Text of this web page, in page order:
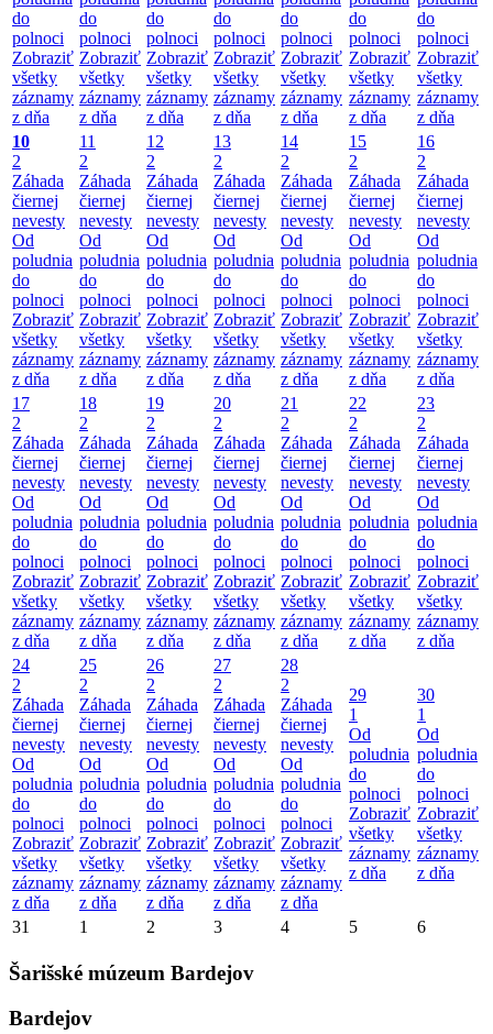
do
polnoci
Zobraziť
všetky
záznamy
z dňa
do
polnoci
Zobraziť
všetky
záznamy
z dňa
do
polnoci
Zobraziť
všetky
záznamy
z dňa
do
polnoci
Zobraziť
všetky
záznamy
z dňa
do
polnoci
Zobraziť
všetky
záznamy
z dňa
do
polnoci
Zobraziť
všetky
záznamy
z dňa
do
polnoci
Zobraziť
všetky
záznamy
z dňa
10
2
Záhada
čiernej
nevesty
Od
poludnia
do
polnoci
Zobraziť
všetky
záznamy
z dňa
11
2
Záhada
čiernej
nevesty
Od
poludnia
do
polnoci
Zobraziť
všetky
záznamy
z dňa
12
2
Záhada
čiernej
nevesty
Od
poludnia
do
polnoci
Zobraziť
všetky
záznamy
z dňa
13
2
Záhada
čiernej
nevesty
Od
poludnia
do
polnoci
Zobraziť
všetky
záznamy
z dňa
14
2
Záhada
čiernej
nevesty
Od
poludnia
do
polnoci
Zobraziť
všetky
záznamy
z dňa
15
2
Záhada
čiernej
nevesty
Od
poludnia
do
polnoci
Zobraziť
všetky
záznamy
z dňa
16
2
Záhada
čiernej
nevesty
Od
poludnia
do
polnoci
Zobraziť
všetky
záznamy
z dňa
17
2
Záhada
čiernej
nevesty
Od
poludnia
do
polnoci
Zobraziť
všetky
záznamy
z dňa
18
2
Záhada
čiernej
nevesty
Od
poludnia
do
polnoci
Zobraziť
všetky
záznamy
z dňa
19
2
Záhada
čiernej
nevesty
Od
poludnia
do
polnoci
Zobraziť
všetky
záznamy
z dňa
20
2
Záhada
čiernej
nevesty
Od
poludnia
do
polnoci
Zobraziť
všetky
záznamy
z dňa
21
2
Záhada
čiernej
nevesty
Od
poludnia
do
polnoci
Zobraziť
všetky
záznamy
z dňa
22
2
Záhada
čiernej
nevesty
Od
poludnia
do
polnoci
Zobraziť
všetky
záznamy
z dňa
23
2
Záhada
čiernej
nevesty
Od
poludnia
do
polnoci
Zobraziť
všetky
záznamy
z dňa
24
2
Záhada
čiernej
nevesty
Od
poludnia
do
polnoci
Zobraziť
všetky
záznamy
z dňa
25
2
Záhada
čiernej
nevesty
Od
poludnia
do
polnoci
Zobraziť
všetky
záznamy
z dňa
26
2
Záhada
čiernej
nevesty
Od
poludnia
do
polnoci
Zobraziť
všetky
záznamy
z dňa
27
2
Záhada
čiernej
nevesty
Od
poludnia
do
polnoci
Zobraziť
všetky
záznamy
z dňa
28
2
Záhada
čiernej
nevesty
Od
poludnia
do
polnoci
Zobraziť
všetky
záznamy
z dňa
29
1
Od
poludnia
do
polnoci
Zobraziť
všetky
záznamy
z dňa
30
1
Od
poludnia
do
polnoci
Zobraziť
všetky
záznamy
z dňa
31 1 2 3 4 5 6
Šarišské múzeum Bardejov
Bardejov